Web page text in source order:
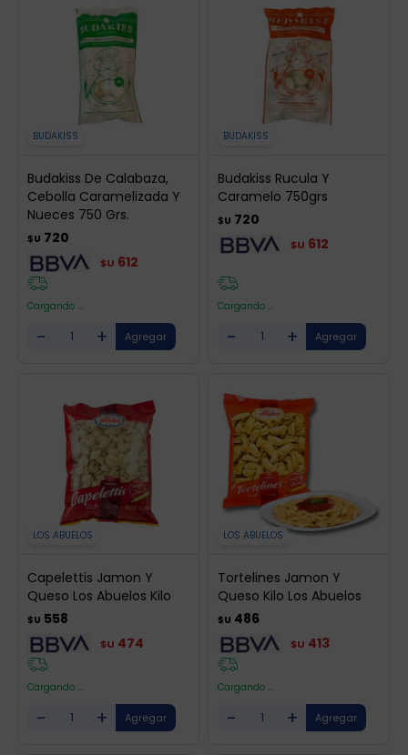
BUDAKISS
Budakiss De Calabaza,
Cebolla Caramelizada Y
Nueces 750 Grs.
$U 720
$U 612
Cargando ...
- +
BUDAKISS
Budakiss Rucula Y
Caramelo 750grs
$U 720
$U 612
Cargando ...
- +
LOS ABUELOS
Capelettis Jamon Y
Queso Los Abuelos Kilo
$U 558
$U 474
Cargando ...
- +
LOS ABUELOS
Tortelines Jamon Y
Queso Kilo Los Abuelos
$U 486
$U 413
Cargando ...
- +